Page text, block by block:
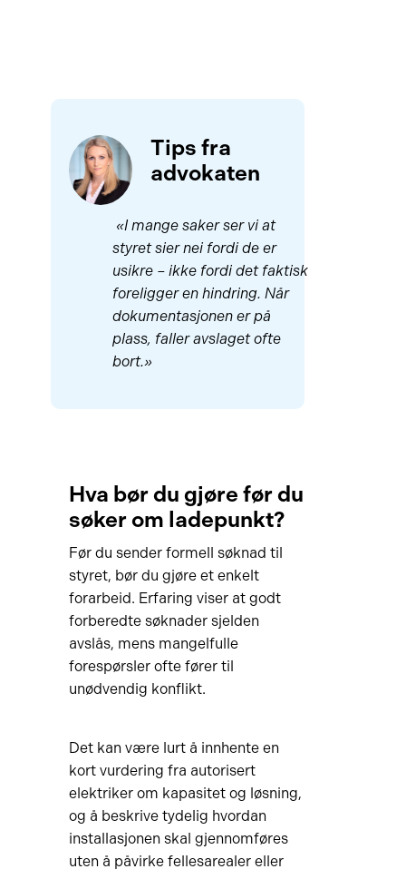
Tips fra
advokaten
«I mange saker ser vi at
styret sier nei fordi de er
usikre – ikke fordi det faktisk
foreligger en hindring. Når
dokumentasjonen er på
plass, faller avslaget ofte
bort.»
Hva bør du gjøre før du
søker om ladepunkt?
Før du sender formell søknad til
styret, bør du gjøre et enkelt
forarbeid. Erfaring viser at godt
forberedte søknader sjelden
avslås, mens mangelfulle
forespørsler ofte fører til
unødvendig konflikt.
Det kan være lurt å innhente en
kort vurdering fra autorisert
elektriker om kapasitet og løsning,
og å beskrive tydelig hvordan
installasjonen skal gjennomføres
uten å påvirke fellesarealer eller